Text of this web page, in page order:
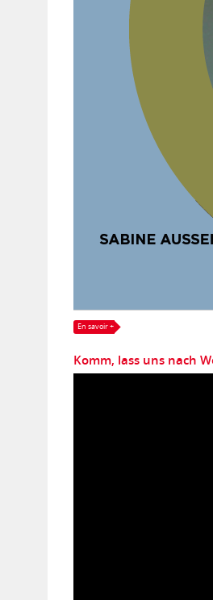
En savoir +
Komm, lass uns nach